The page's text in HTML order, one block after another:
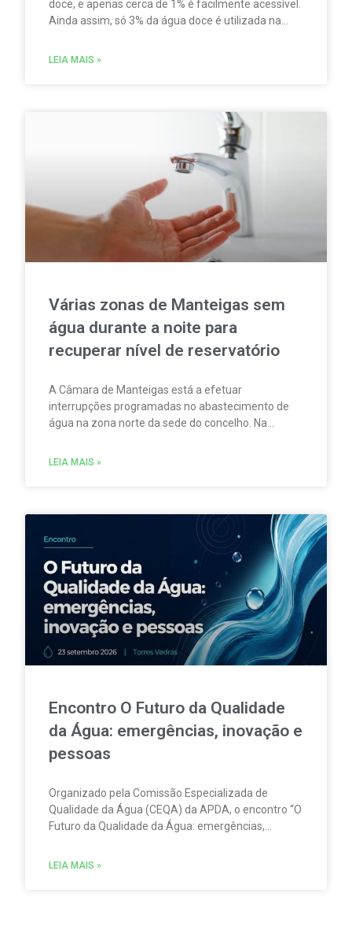
doce, e apenas cerca de 1% é facilmente acessível.
Ainda assim, só 3% da água doce é utilizada na
67% da água doce se destina à agricultura,
LEIA MAIS »
Várias zonas de Manteigas sem
água durante a noite para
recuperar nível de reservatório
A Câmara de Manteigas está a efetuar
interrupções programadas no abastecimento de
água na zona norte da sede do concelho. Na
que abastecem um dos reservatórios que servem
LEIA MAIS »
Encontro O Futuro da Qualidade
da Água: emergências, inovação e
pessoas
Organizado pela Comissão Especializada de
Qualidade da Água (CEQA) da APDA, o encontro “O
Futuro da Qualidade da Água: emergências,
de Serviços e Comércio do Oeste, em Torres
LEIA MAIS »